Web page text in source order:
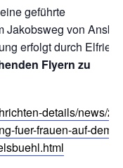
geführte
Jakobsweg von
erfolgt durch Elfriede
Flyern zu
details/news/24-
fuer-frauen-auf-dem-